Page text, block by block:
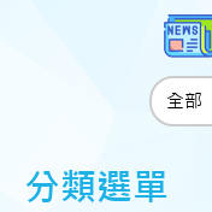
分類選單